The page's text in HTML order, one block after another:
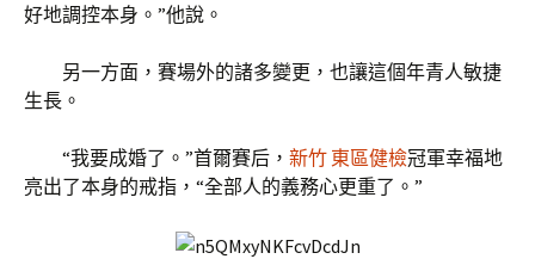
好地調控本身。”他說。
另一方面，賽場外的諸多變更，也讓這個年青人敏捷
生長。
“我要成婚了。”首爾賽后， 新竹 東區健檢冠軍幸福地
亮出了本身的戒指，“全部人的義務心更重了。”